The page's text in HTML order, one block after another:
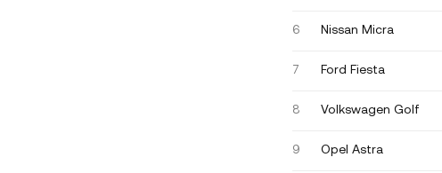
6 Nissan Micra
7 Ford Fiesta
8 Volkswagen Golf
9 Opel Astra